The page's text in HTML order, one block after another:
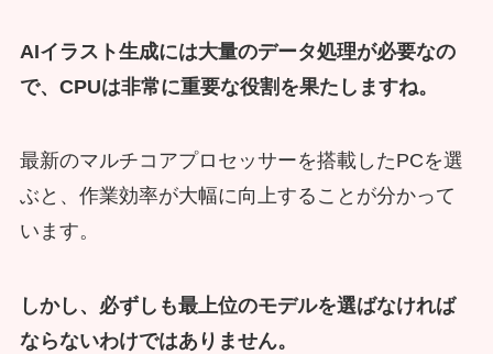
AIイラスト生成には大量のデータ処理が必要なの
で、CPUは非常に重要な役割を果たしますね。
最新のマルチコアプロセッサーを搭載したPCを選
ぶと、作業効率が大幅に向上することが分かって
います。
しかし、必ずしも最上位のモデルを選ばなければ
ならないわけではありません。